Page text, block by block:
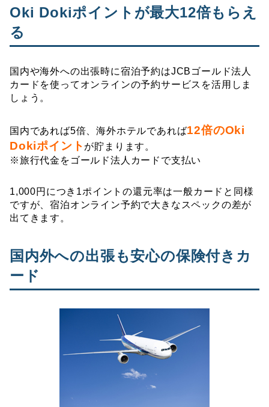
Oki Dokiポイントが最大12倍もらえ
る
国内や海外への出張時に宿泊予約はJCBゴールド法人
カードを使ってオンラインの予約サービスを活用しま
しょう。
国内であれば5倍、海外ホテルであれば12倍のOki
Dokiポイント が貯まります。
※旅行代金をゴールド法人カードで支払い
1,000円につき1ポイントの還元率は一般カードと同様
ですが、宿泊オンライン予約で大きなスペックの差が
出てきます。
国内外への出張も安心の保険付きカ
ード